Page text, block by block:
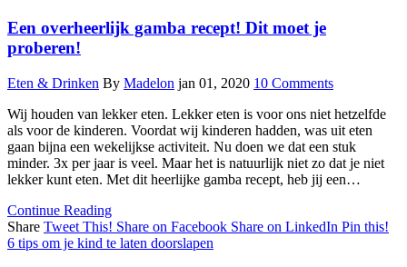
Een overheerlijk gamba recept! Dit moet je
proberen!
Eten & Drinken By Madelon jan 01, 2020 10 Comments
Wij houden van lekker eten. Lekker eten is voor ons niet hetzelfde
als voor de kinderen. Voordat wij kinderen hadden, was uit eten
gaan bijna een wekelijkse activiteit. Nu doen we dat een stuk
minder. 3x per jaar is veel. Maar het is natuurlijk niet zo dat je niet
lekker kunt eten. Met dit heerlijke gamba recept, heb jij een…
Continue Reading
Share Tweet This! Share on Facebook Share on LinkedIn Pin this!
6 tips om je kind te laten doorslapen